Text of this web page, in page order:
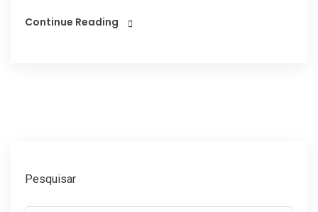
Continue Reading
Pesquisar